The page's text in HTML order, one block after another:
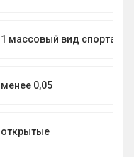
1 массовый вид спорта
менее 0,05
открытые